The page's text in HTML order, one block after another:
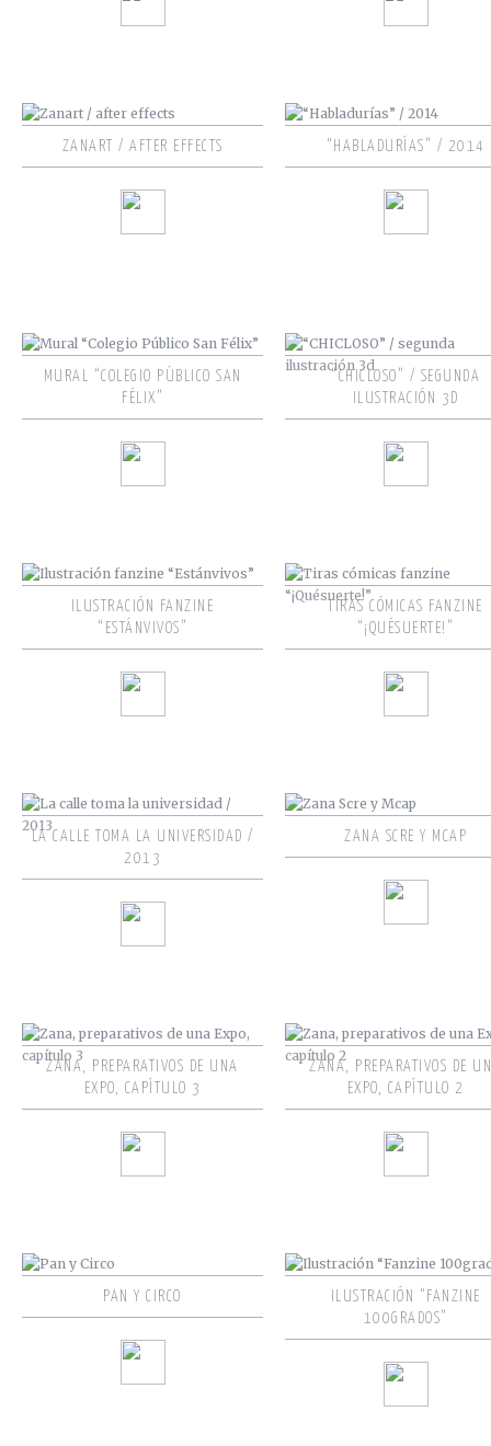
ZANART / AFTER EFFECTS “HABLADURÍAS” / 2014
MURAL “COLEGIO PÚBLICO SAN
FÉLIX”
“CHICLOSO” / SEGUNDA
ILUSTRACIÓN 3D
ILUSTRACIÓN FANZINE
“ESTÁNVIVOS”
TIRAS CÓMICAS FANZINE
“¡QUÉSUERTE!”
LA CALLE TOMA LA UNIVERSIDAD /
2013
ZANA SCRE Y MCAP
ZANA, PREPARATIVOS DE UNA
EXPO, CAPÍTULO 3
ZANA, PREPARATIVOS DE
EXPO, CAPÍTULO 2
PAN Y CIRCO
ILUSTRACIÓN “FANZINE
100GRADOS”